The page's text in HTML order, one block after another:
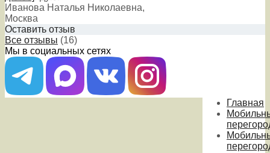
Иванова Наталья Николаевна,
Москва
Оставить отзыв
Все отзывы (16)
Мы в социальных сетях
Главная